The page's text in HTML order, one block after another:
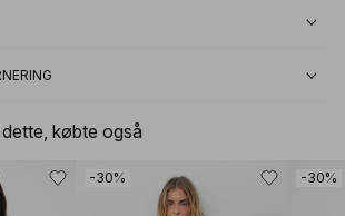
købte også
-30% -30%